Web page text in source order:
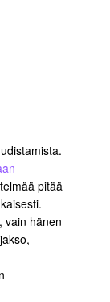
pitää
vain hänen